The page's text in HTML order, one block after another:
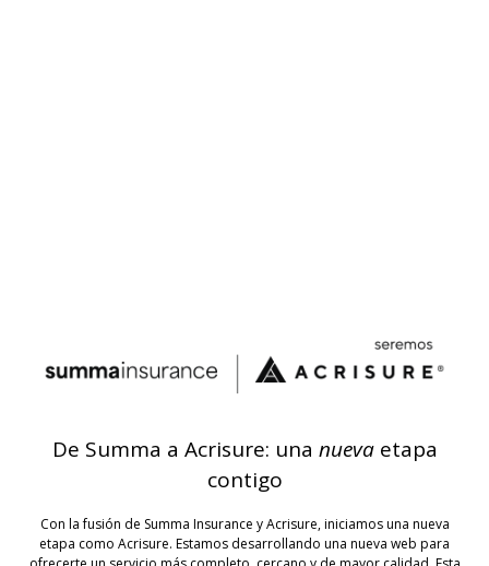
De Summa a Acrisure: una nuevaetapa
contigo
Con la fusión de Summa Insurance y Acrisure, iniciamos una nueva
etapa como Acrisure. Estamos desarrollando una nueva web para